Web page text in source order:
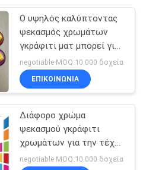
Ο υψηλός καλύπτοντας
ψεκασμός χρωμάτων
γκράφιτι ματ μπορεί για
την τέχνη οδών και τον
καλλιτέχνη γκράφιτι
negotiable MOQ:10.000 δοχεία
ΕΠΙΚΟΙΝΩΝΊΑ
Διάφορο χρώμα
ψεκασμού γκράφιτι
χρωμάτων για την τέχνη
οδών και τις
negotiable MOQ:10.000 δοχεία